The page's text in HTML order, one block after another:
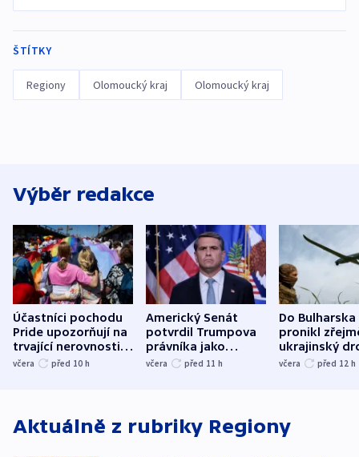
ŠTÍTKY
Regiony Olomoucký kraj Olomoucký kraj
Výběr redakce
Účastníci pochodu
Pride upozorňují na
trvající nerovnosti i
společenskou
včera před 10 h
Americký Senát
potvrdil Trumpova
právníka jako
ministra
včera před 11 h
Do Bulharska
pronikl
ukrajinský
explodoval
včera před 12 h
Aktuálně z rubriky Regiony